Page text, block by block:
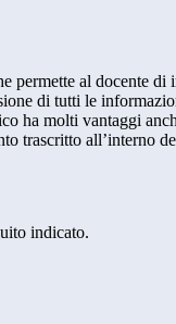
permette al docente
di tutti le
ha molti vantaggi
trascritto all’interno
indicato.